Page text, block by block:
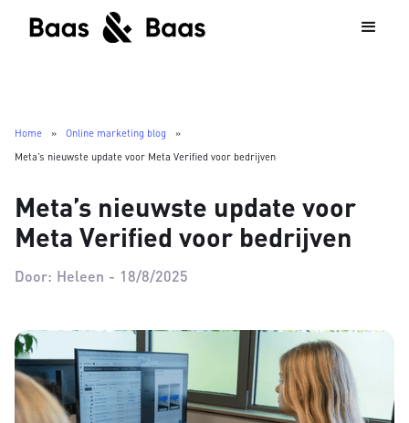
Home » Online marketing blog
»
Meta’s nieuwste update voor Meta Verified voor bedrijven
Meta’s nieuwste update voor
Meta Verified voor bedrijven
Door: Heleen - 18/8/2025